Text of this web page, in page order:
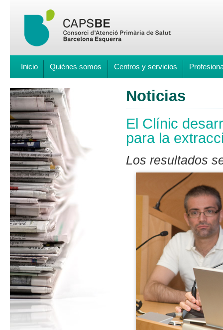
Inicio Quiénes somos Centros y servicios
Noticias
El Clínic
para la
Los resultados